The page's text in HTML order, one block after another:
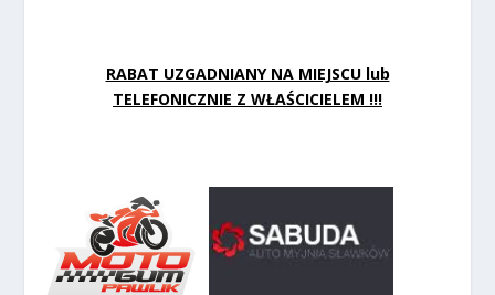
RABAT UZGADNIANY NA MIEJSCU lub
TELEFONICZNIE Z WŁAŚCICIELEM !!!